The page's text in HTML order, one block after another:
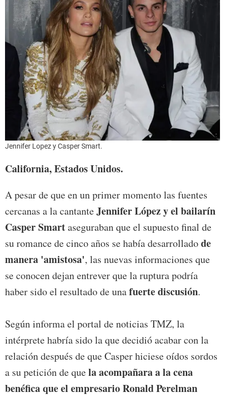
Jennifer Lopez y Casper Smart.
California, Estados Unidos.
A pesar de que en un primer momento las fuentes
cercanas a la cantanteJennifer López y el bailarín
Casper Smartaseguraban que el supuesto final de
su romance de cinco años se había desarrolladode
manera 'amistosa', las nuevas informaciones que
se conocen dejan entrever que la ruptura podría
haber sido el resultado de unafuerte discusión.
Según informa el portal de noticias TMZ, la
intérprete habría sido la que decidió acabar con la
relación después de que Casper hiciese oídos sordos
a su petición de quela acompañara a la cena
benéfica que el empresario Ronald Perelman